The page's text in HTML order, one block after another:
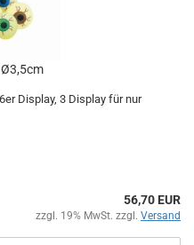
Display, 3 Display für nur
56,70 EUR
zzgl. 19% MwSt. zzgl. Versand